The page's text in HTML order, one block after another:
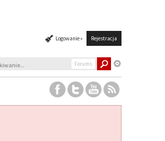
Logowanie » Rejestracja
Forums